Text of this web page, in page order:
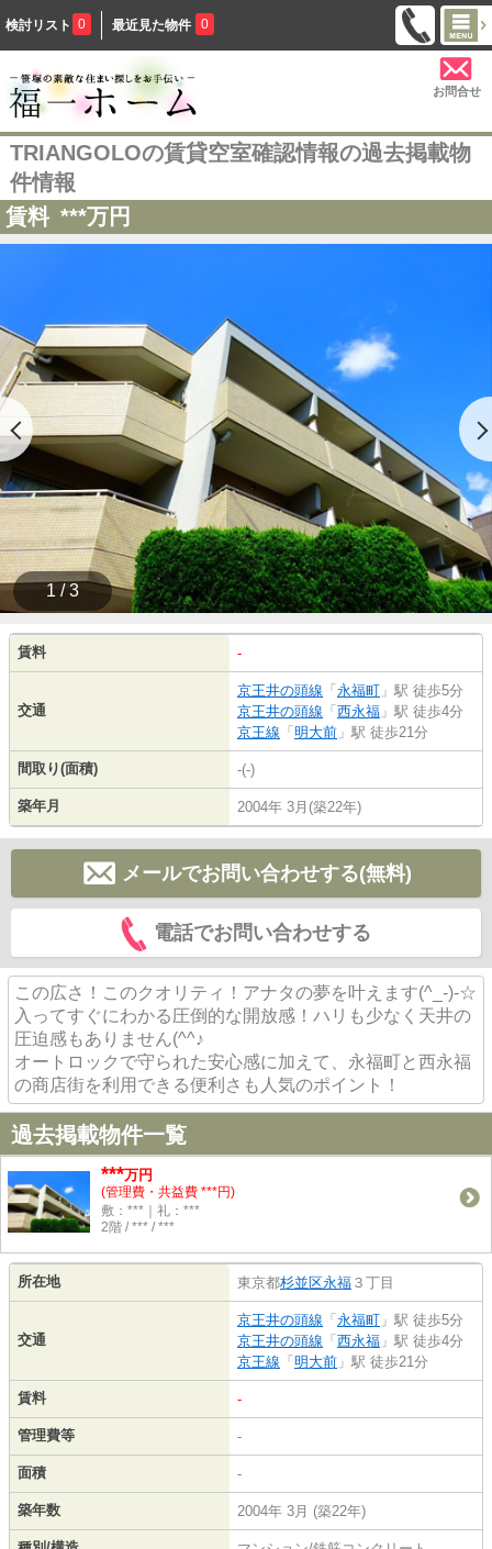
検討リスト 0 最近見た物件 0
お問合せ
TRIANGOLOの賃貸空室確認情報の過去掲載物
件情報
賃料 ***万円
1 / 3
賃料 -
交通
京王井の頭線 「 永福町 」駅 徒歩5分
京王井の頭線 「 西永福 」駅 徒歩4分
京王線 「 明大前 」駅 徒歩21分
間取り(面積) -(-)
築年月 2004年 3月(築22年)
メールでお問い合わせする(無料)
電話でお問い合わせする
この広さ！このクオリティ！アナタの夢を叶えます(^_-)-☆
入ってすぐにわかる圧倒的な開放感！ハリも少なく天井の
圧迫感もありません(^^♪
オートロックで守られた安心感に加えて、永福町と西永福
の商店街を利用できる便利さも人気のポイント！
過去掲載物件一覧
***万円
(管理費・共益費 ***円)
敷：***｜礼：***
2階 / *** / ***
所在地 東京都杉並区永福 ３丁目
交通
京王井の頭線 「 永福町 」駅 徒歩5分
京王井の頭線 「 西永福 」駅 徒歩4分
京王線 「 明大前 」駅 徒歩21分
賃料 -
管理費等 -
面積 -
築年数 2004年 3月 (築22年)